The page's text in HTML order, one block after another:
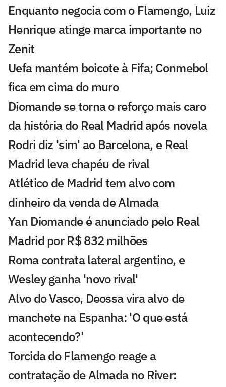
Enquanto negocia com o Flamengo, Luiz
Henrique atinge marca importante no
Zenit
Uefa mantém boicote à Fifa; Conmebol
fica em cima do muro
Diomande se torna o reforço mais caro
da história do Real Madrid após novela
Rodri diz 'sim' ao Barcelona, e Real
Madrid leva chapéu de rival
Atlético de Madrid tem alvo com
dinheiro da venda de Almada
Yan Diomande é anunciado pelo Real
Madrid por R$ 832 milhões
Roma contrata lateral argentino, e
Wesley ganha 'novo rival'
Alvo do Vasco, Deossa vira alvo de
manchete na Espanha: 'O que está
acontecendo?'
Torcida do Flamengo reage a
contratação de Almada no River: